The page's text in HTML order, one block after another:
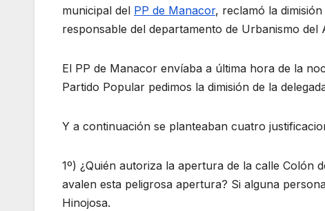
municipal del PP de Manacor, reclamó la
responsable del departamento de Urbanismo del
El PP de Manacor envíaba a última hora de la
Partido Popular pedimos la dimisión de la
Y a continuación se planteaban cuatro
1º) ¿Quién autoriza la apertura de la calle Colón
avalen esta peligrosa apertura? Si alguna
Hinojosa.